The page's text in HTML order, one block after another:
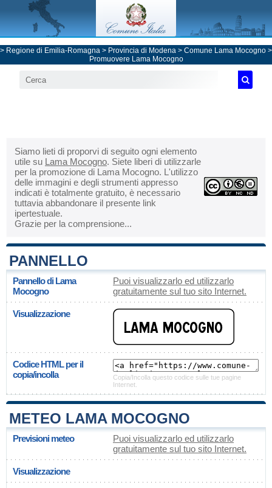
> Regione di Emilia-Romagna > Provincia di Modena > Comune Lama Mocogno >
Promuovere Lama Mocogno
Siamo lieti di proporvi di seguito ogni elemento
utile su Lama Mocogno. Siete liberi di utilizzarle
per la promozione di Lama Mocogno. L'utilizzo
delle immagini e degli strumenti appresso
indicati è totalmente gratuito, è necessario
tuttavia abbandonare il presente link
ipertestuale.
Grazie per la comprensione...
PANNELLO
Pannello di Lama
Mocogno
Puoi visualizzarlo ed utilizzarlo
gratuitamente sul tuo sito Internet.
Visualizzazione
Codice HTML per il
copia/incolla
Copia/Incolla questo codice sulle tue pagine
Internet.
METEO LAMA MOCOGNO
Previsioni meteo
Puoi visualizzarlo ed utilizzarlo
gratuitamente sul tuo sito Internet.
Visualizzazione